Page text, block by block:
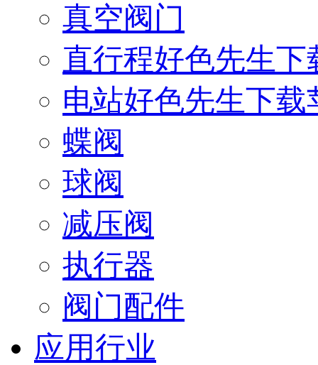
真空阀门
直行程好色先生
电站好色先生下
蝶阀
球阀
减压阀
执行器
阀门配件
应用行业